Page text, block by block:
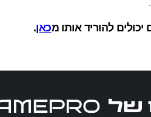
להוריד אותו מכאן.